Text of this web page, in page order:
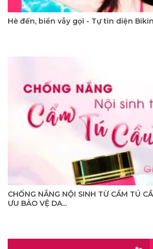
Hè đến, biển vẫy gọi - Tự tin diện
CHỐNG NẮNG NỘI SINH TỪ CẨM TÚ
ƯU BẢO VỆ DA...